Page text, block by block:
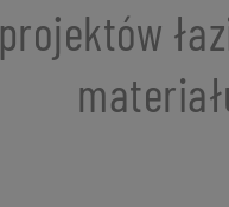
projektów